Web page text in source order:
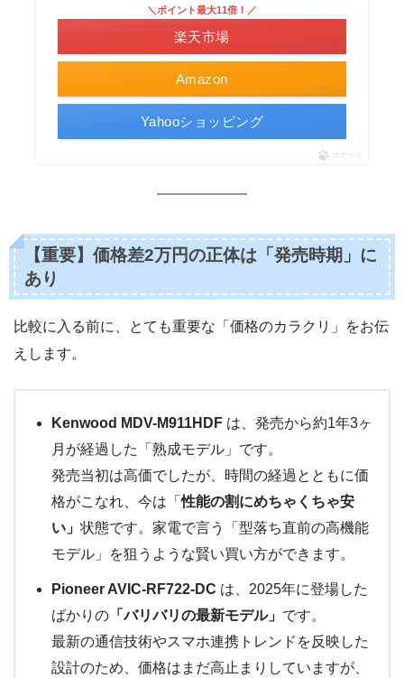
Amazon
＼ポイント最大11倍！／
楽天市場
Yahooショッピング
ポチップ
【重要】価格差2万円の正体は「発売時期」に
あり
比較に入る前に、とても重要な「価格のカラクリ」をお伝
えします。
Kenwood MDV-M911HDF は、発売から約1年3ヶ
月が経過した「熟成モデル」です。
発売当初は高価でしたが、時間の経過とともに価
格がこなれ、今は「性能の割にめちゃくちゃ安
い」 状態です。家電で言う「型落ち直前の高機能
モデル」を狙うような賢い買い方ができます。
Pioneer AVIC-RF722-DC は、2025年に登場した
ばかりの 「バリバリの最新モデル」 です。
最新の通信技術やスマホ連携トレンドを反映した
設計のため、価格はまだ高止まりしていますが、